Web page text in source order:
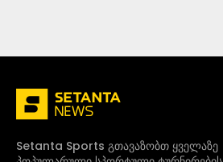
Setanta Sports გთავაზობთ ყველაზე